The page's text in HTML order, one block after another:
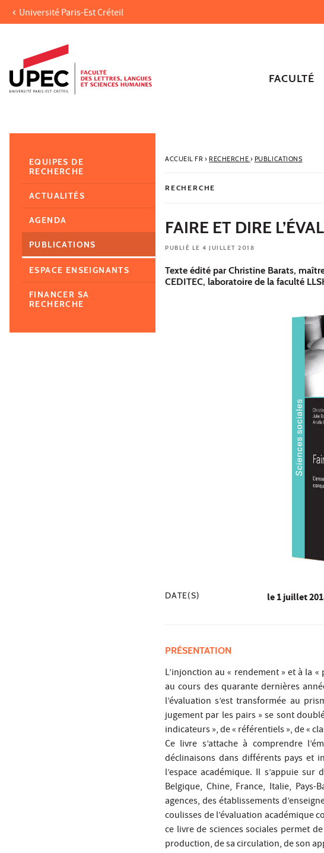
Aller au contenu
Accès directs
Recherche
Navigation secondaire
Université Paris-Est Créteil
FACULTÉ
ACCUEIL FR› RECHERCHE › PUBLICATIONS
RECHERCHE
FAIRE ET DIRE
PUBLIÉ LE 4 JUILLET 2018
Texte édité par Christine Barats,
CEDITEC, laboratoire de la faculté
DATE(S) le1 juillet
PRÉSENTATION
L’injonction au « rendement » et à la
au cours des quarante dernières
l’évaluation s’est transformée au
jugement par les pairs » se sont
indicateurs », de « référentiels », de «
Ce livre s’attache à comprendre
déclinaisons dans différents pays et
l’espace académique. Il s’appuie
Belgique, Chine, France, Italie,
agences, des établissements
coulisses de l’évaluation académique
ce livre de sciences sociales permet
production, de sa circulation, de son
EQUIPES DE
RECHERCHE
ACTUALITÉS
AGENDA
PUBLICATIONS
ESPACE ENSEIGNANTS
FINANCER SA
RECHERCHE